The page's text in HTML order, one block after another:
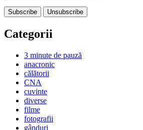
Categorii
3 minute de pauză
anacronic
călătorii
CNA
cuvinte
diverse
filme
fotografii
gânduri